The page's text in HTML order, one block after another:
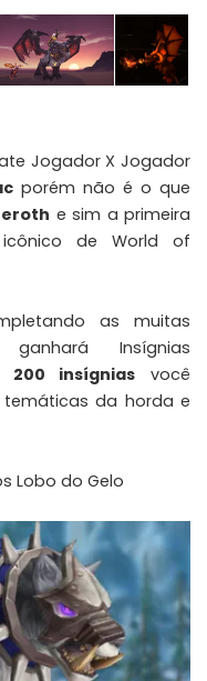
Jogador X Jogador
porém não é o que
e sim a primeira
de World of
as muitas
ganhará Insígnias
200 insígnias você
da horda e
Lobo do Gelo